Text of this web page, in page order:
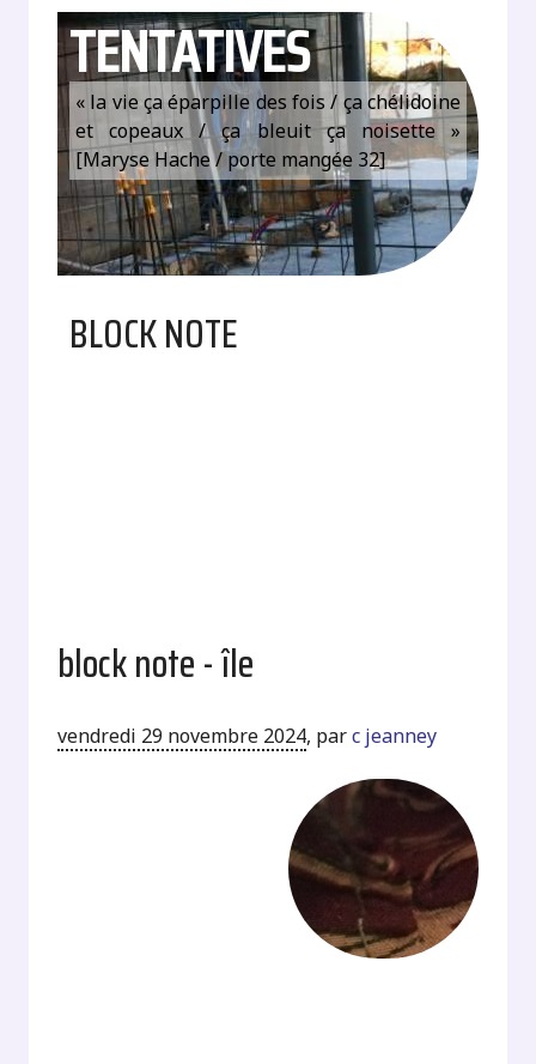
TENTATIVES
« la vie ça éparpille des fois / ça chélidoine
et copeaux / ça bleuit ça noisette »
[Maryse Hache / porte mangée 32]
BLOCK NOTE
block note - île
vendredi 29 novembre 2024, parc jeanney